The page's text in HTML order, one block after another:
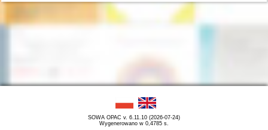
SOWA OPAC v. 6.11.10 (2026-07-24)
Wygenerowano w 0,4785 s.